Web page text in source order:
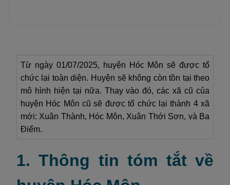
Từ ngày 01/07/2025, huyện Hóc Môn sẽ được tổ
chức lại toàn diện. Huyện sẽ không còn tồn tại theo
mô hình hiện tại nữa. Thay vào đó, các xã cũ của
huyện Hóc Môn cũ sẽ được tổ chức lại thành 4 xã
mới: Xuân Thành, Hóc Môn, Xuân Thới Sơn, và Ba
Điểm.
1. Thông tin tóm tắt về